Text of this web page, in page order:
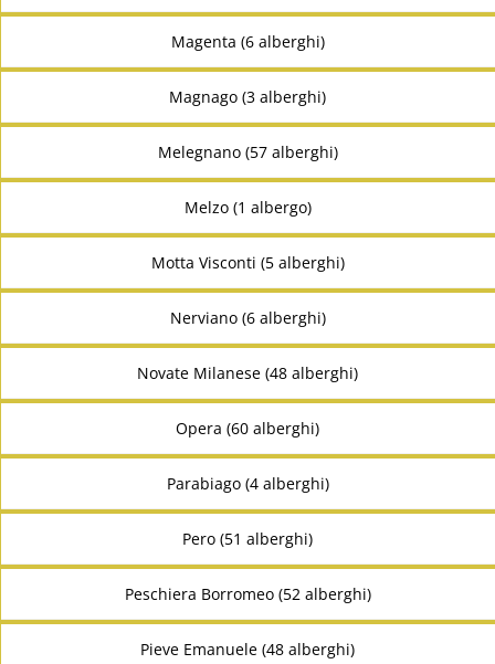
Magenta (6 alberghi)
Magnago (3 alberghi)
Melegnano (57 alberghi)
Melzo (1 albergo)
Motta Visconti (5 alberghi)
Nerviano (6 alberghi)
Novate Milanese (48 alberghi)
Opera (60 alberghi)
Parabiago (4 alberghi)
Pero (51 alberghi)
Peschiera Borromeo (52 alberghi)
Pieve Emanuele (48 alberghi)